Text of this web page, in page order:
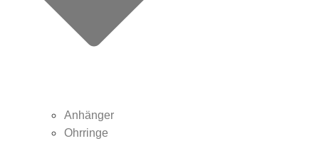
Anhänger
Ohrringe